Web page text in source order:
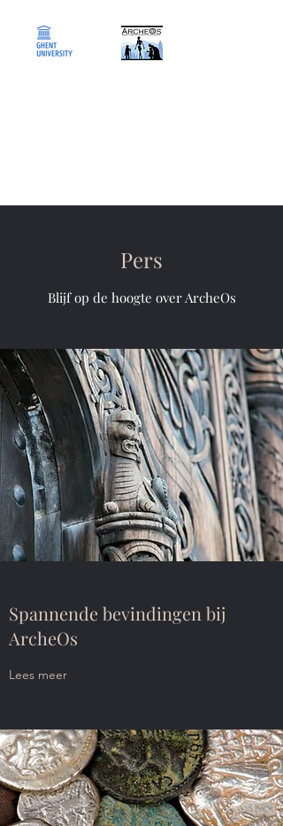
Pers
Blijf op de hoogte over ArcheOs
Spannende bevindingen bij
ArcheOs
Lees meer